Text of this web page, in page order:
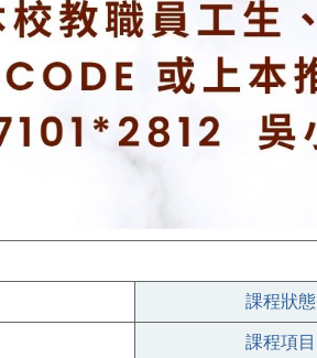
課程狀態
課程項目